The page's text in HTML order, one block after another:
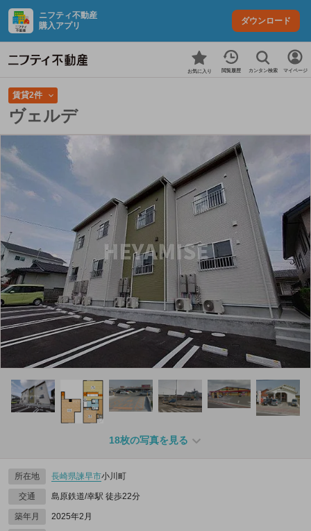
ニフティ不動産
購入アプリ
ダウンロード
お気に入り 閲覧履歴 カンタン検索 マイページ
賃貸2件
ヴェルデ
18枚の写真を見る
所在地 長崎県諫早市小川町
交通 島原鉄道/幸駅 徒歩22分
築年月 2025年2月